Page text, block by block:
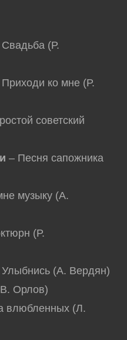
(Р.
ко мне (Р.
советский
– Песня сапожника
музыку (А.
(Р.
Улыбнись (А. Вердян)
Орлов)
влюбленных (Л.